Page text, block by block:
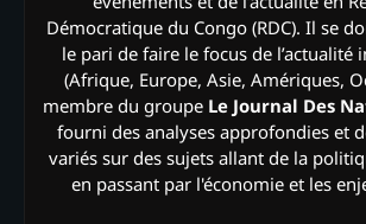
Démocratique du Congo (RDC). Il se
le pari de faire le focus de l’actualité
(Afrique, Europe, Asie, Amériques,
membre du groupe Le Journal Des
fourni des analyses approfondies et
variés sur des sujets allant de la
en passant par l'économie et les